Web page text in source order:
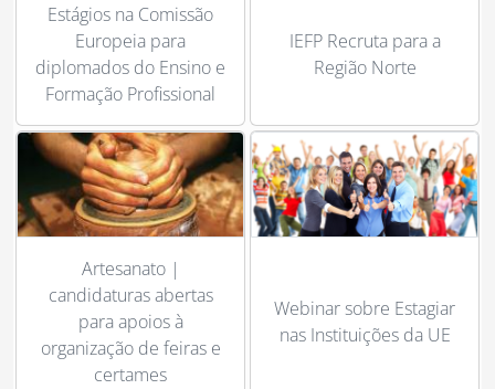
Estágios na Comissão
Europeia para
diplomados do Ensino e
Formação Profissional
IEFP Recruta para a
Região Norte
Artesanato |
candidaturas abertas
para apoios à
organização de feiras e
certames
Webinar sobre Estagiar
nas Instituições da UE